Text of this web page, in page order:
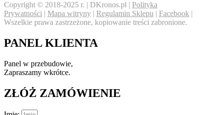
Copyright © 2018-2025 r. | DKronos.pl | Polityka
Prywatności | Mapa witryny | Regulamin Sklepu | Facebook |
Wszelkie prawa zastrzeżone, kopiowanie treści zabronione.
PANEL KLIENTA
Panel w przebudowie,
Zapraszamy wkrótce.
ZŁÓŻ ZAMÓWIENIE